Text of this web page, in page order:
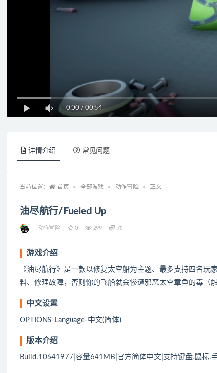
0:00 / 00:54
详情介绍 常见问题
当前位置： 首页 全部游戏 动作冒险 正文
油尽航行/Fueled Up
动作冒险 0 299 70
游戏介绍
《油尽航行》是一款以修复太空船为主题、最多支持四名
料、修理故障，否则你的飞船就会惨遭邪恶太空章鱼的毒（触
中文设置
OPTIONS-Language-中文(简体)
版本介绍
Build.10641977|容量641MB|官方简体中文|支持键盘.鼠标.